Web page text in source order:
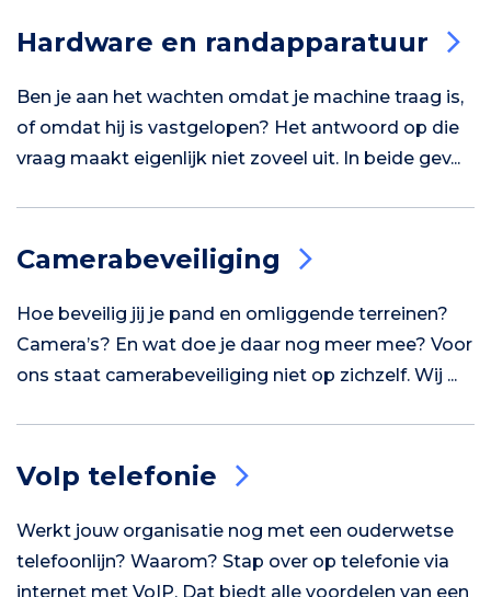
Hardware en randapparatuur
Ben je aan het wachten omdat je machine traag is,
of omdat hij is vastgelopen? Het antwoord op die
vraag maakt eigenlijk niet zoveel uit. In beide gev...
Camerabeveiliging
Hoe beveilig jij je pand en omliggende terreinen?
Camera’s? En wat doe je daar nog meer mee? Voor
ons staat camerabeveiliging niet op zichzelf. Wij ...
VoIp telefonie
Werkt jouw organisatie nog met een ouderwetse
telefoonlijn? Waarom? Stap over op telefonie via
internet met VoIP. Dat biedt alle voordelen van een